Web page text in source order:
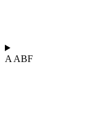
A ABF